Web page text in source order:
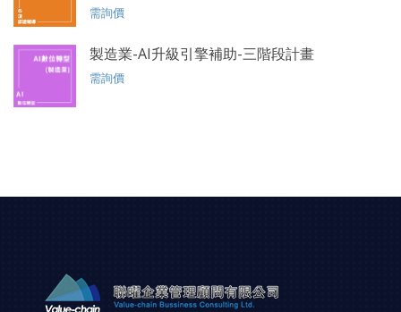
需詢價
製造業-AI升級引擎補助-三階段計畫
需詢價